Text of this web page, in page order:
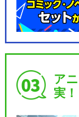
ア
実！